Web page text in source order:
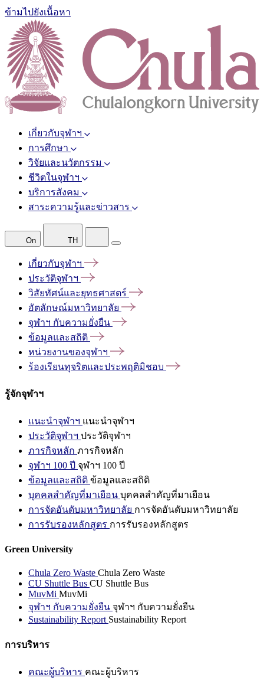
ข้ามไปยังเนื้อหา
เกี่ยวกับจุฬาฯ
การศึกษา
วิจัยและนวัตกรรม
ชีวิตในจุฬาฯ
บริการสังคม
สาระความรู้และข่าวสาร
On TH
เกี่ยวกับจุฬาฯ
ประวัติจุฬาฯ
วิสัยทัศน์และยุทธศาสตร์
อัตลักษณ์มหาวิทยาลัย
จุฬาฯ กับความยั่งยืน
ข้อมูลและสถิติ
หน่วยงานของจุฬาฯ
ร้องเรียนทุจริตและประพฤติมิชอบ
รู้จักจุฬาฯ
แนะนำจุฬาฯ แนะนำจุฬาฯ
ประวัติจุฬาฯ ประวัติจุฬาฯ
ภารกิจหลัก ภารกิจหลัก
จุฬาฯ 100 ปี จุฬาฯ 100 ปี
ข้อมูลและสถิติ ข้อมูลและสถิติ
บุคคลสำคัญที่มาเยือน บุคคลสำคัญที่มาเยือน
การจัดอันดับมหาวิทยาลัย การจัดอันดับมหาวิทยาลัย
การรับรองหลักสูตร การรับรองหลักสูตร
Green University
Chula Zero Waste Chula Zero Waste
CU Shuttle Bus CU Shuttle Bus
MuvMi MuvMi
จุฬาฯ กับความยั่งยืน จุฬาฯ กับความยั่งยืน
Sustainability Report Sustainability Report
การบริหาร
คณะผู้บริหาร คณะผู้บริหาร